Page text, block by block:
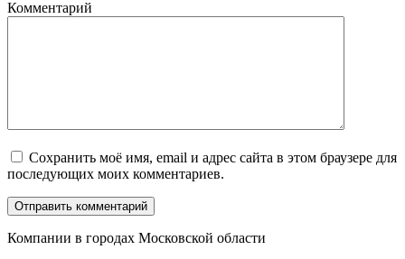
Комментарий
Сохранить моё имя, email и адрес сайта в этом браузере для
последующих моих комментариев.
Компании в городах Московской области